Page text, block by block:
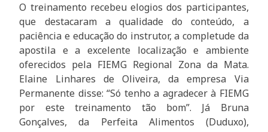
O treinamento recebeu elogios dos participantes,
que destacaram a qualidade do conteúdo, a
paciência e educação do instrutor, a completude da
apostila e a excelente localização e ambiente
oferecidos pela FIEMG Regional Zona da Mata.
Elaine Linhares de Oliveira, da empresa Via
Permanente disse: “Só tenho a agradecer à FIEMG
por este treinamento tão bom”. Já Bruna
Gonçalves, da Perfeita Alimentos (Duduxo),